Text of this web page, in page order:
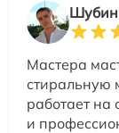
Мастера
стиральную
работает на
и